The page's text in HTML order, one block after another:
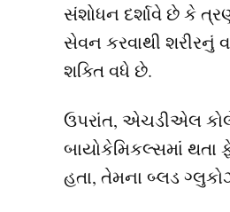
સંશોધન દર્શાવે છે કે
સેવન કરવાથી શરીરનું
શક્તિ વધે છે.
ઉપરાંત, એચડીએલ
બાયોકેમિકલ્સમાં થતા
હતા, તેમના બ્લડ